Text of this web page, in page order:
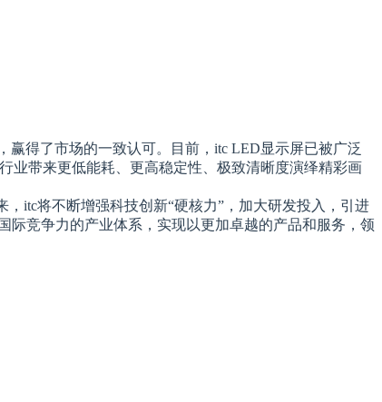
得了市场的一致认可。目前，itc LED显示屏已被广泛
业带来更低能耗、更高稳定性、极致清晰度演绎精彩画
itc将不断增强科技创新“硬核力”，加大研发投入，引进
竞争力的产业体系，实现以更加卓越的产品和服务，领